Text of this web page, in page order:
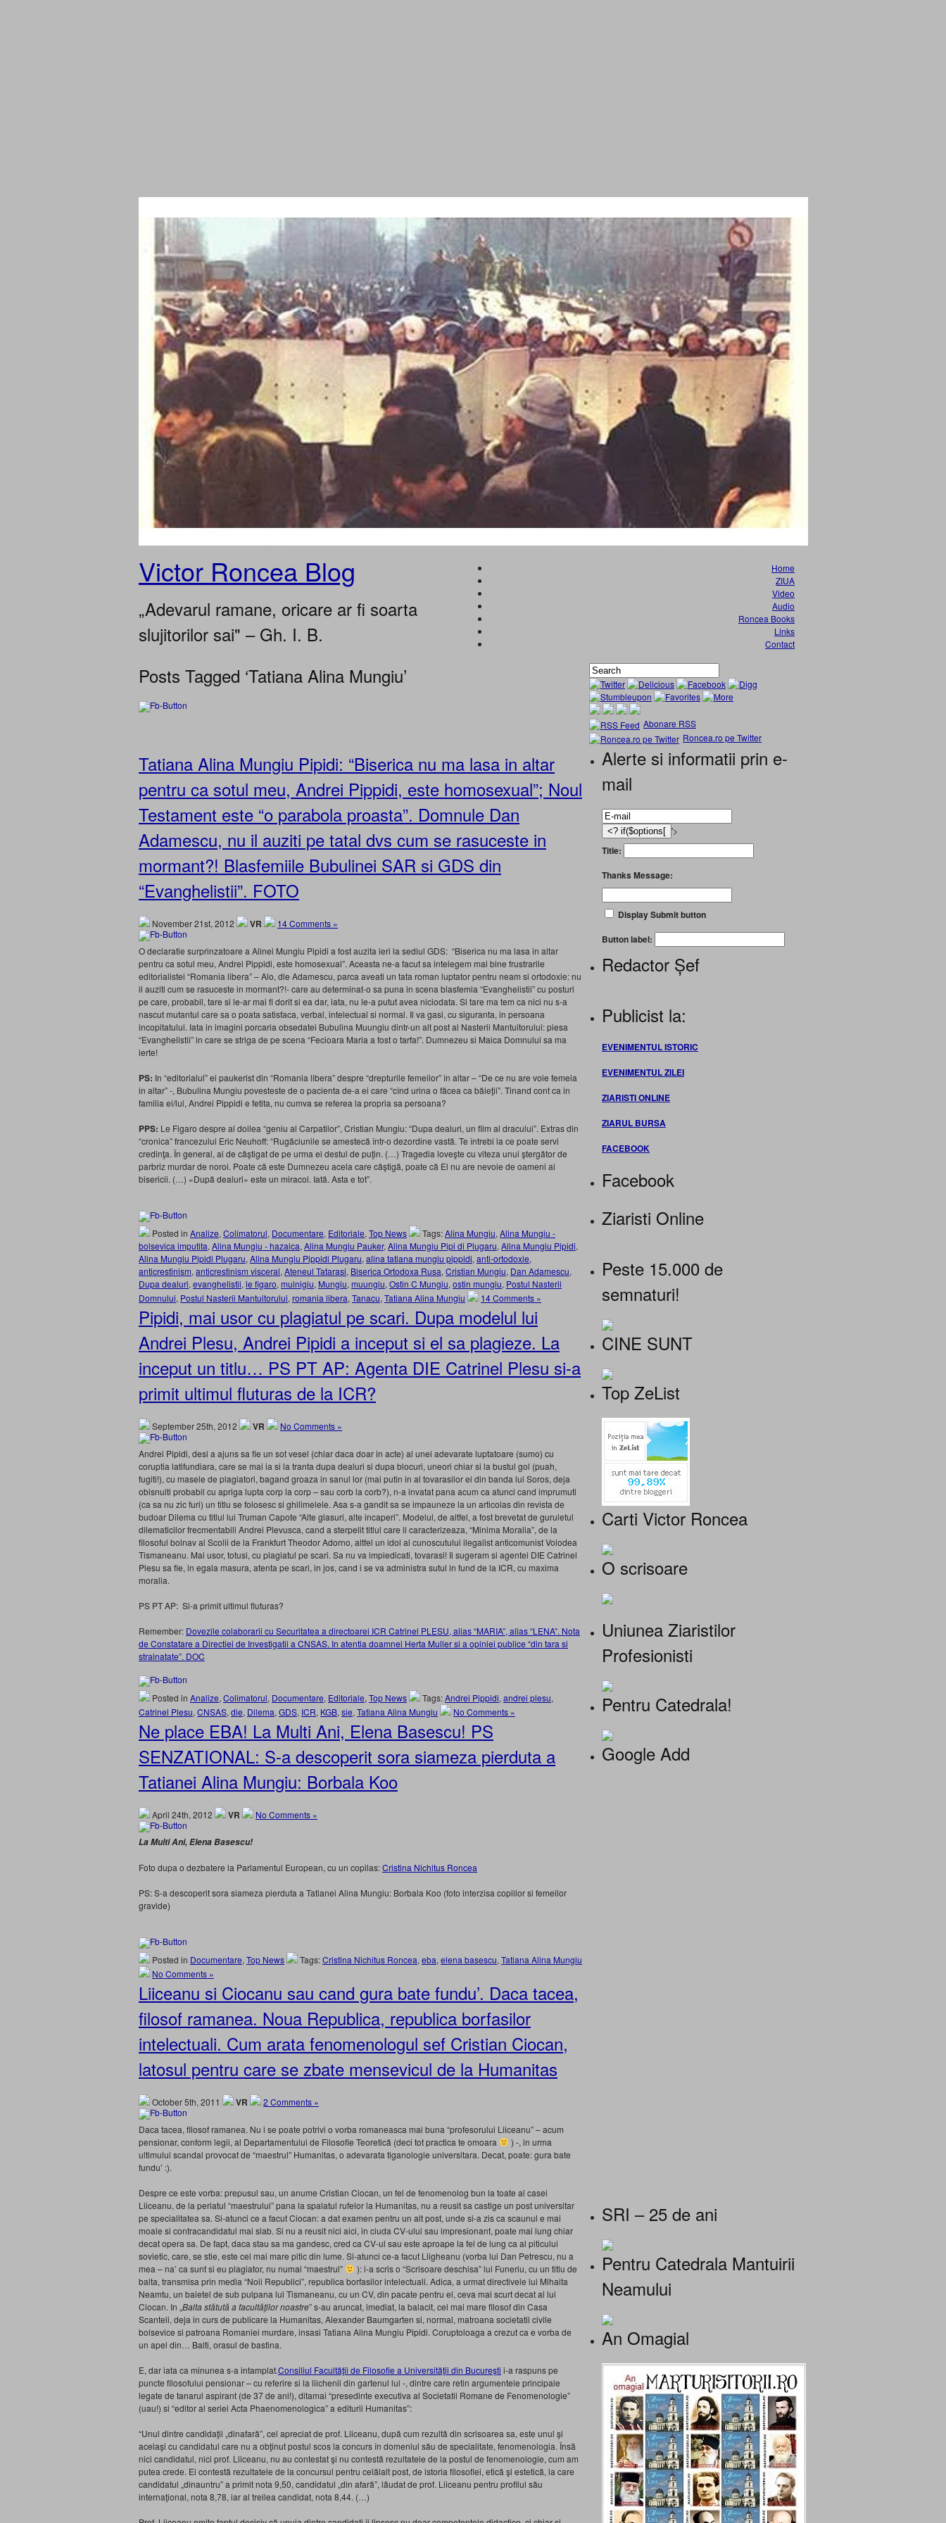
Victor Roncea Blog
„Adevarul ramane, oricare ar fi soarta
slujitorilor sai" – Gh. I. B.
Home
ZIUA
Video
Audio
Roncea Books
Links
Contact
Posts Tagged ‘Tatiana Alina Mungiu’
Tatiana Alina Mungiu Pipidi: “Biserica nu ma lasa in altar
pentru ca sotul meu, Andrei Pippidi, este homosexual”; Noul
Testament este “o parabola proasta”. Domnule Dan
Adamescu, nu il auziti pe tatal dvs cum se rasuceste in
mormant?! Blasfemiile Bubulinei SAR si GDS din
“Evanghelistii”. FOTO
November 21st, 2012 VR 14 Comments »
O declaratie surprinzatoare a Alinei Mungiu Pipidi a fost auzita ieri la sediul GDS: “Biserica nu ma lasa in altar
pentru ca sotul meu, Andrei Pippidi, este homosexual”. Aceasta ne-a facut sa intelegem mai bine frustrarile
editorialistei “Romania libera” – Alo, dle Adamescu, parca aveati un tata roman luptator pentru neam si ortodoxie: nu
il auziti cum se rasuceste in mormant?!- care au determinat-o sa puna in scena blasfemia “Evanghelistii” cu posturi
pe care, probabil, tare si le-ar mai fi dorit si ea dar, iata, nu le-a putut avea niciodata. Si tare ma tem ca nici nu s-a
nascut mutantul care sa o poata satisfaca, verbal, intelectual si normal. Il va gasi, cu siguranta, in persoana
incopitatului. Iata in imagini porcaria obsedatei Bubulina Muungiu dintr-un alt post al Nasterii Mantuitorului: piesa
“Evanghelistii” in care se striga de pe scena “Fecioara Maria a fost o tarfa!”. Dumnezeu si Maica Domnului sa ma
ierte!
PS: In “editorialul” ei paukerist din “Romania libera” despre “drepturile femeilor” în altar – “De ce nu are voie femeia
in altar” -, Bubulina Mungiu povesteste de o pacienta de-a ei care “cînd urina o făcea ca băieţii”. Tinand cont ca in
familia ei/lui, Andrei Pippidi e fetita, nu cumva se referea la propria sa persoana?
PPS: Le Figaro despre al doilea “geniu al Carpatilor”, Cristian Mungiu: “Dupa dealuri, un film al dracului”. Extras din
“cronica” francezului Eric Neuhoff: “Rugăciunile se amestecă într-o dezordine vastă. Te întrebi la ce poate servi
credinţa. În general, ai de câştigat de pe urma ei destul de puţin. (…) Tragedia loveşte cu viteza unui ştergător de
parbriz murdar de noroi. Poate că este Dumnezeu acela care câştigă, poate că El nu are nevoie de oameni ai
bisericii. (…) «După dealuri» este un miracol. Iată. Asta e tot”.
Posted in Analize, Colimatorul, Documentare, Editoriale, Top News Tags:Alina Mungiu, Alina Mungiu -
bolsevica imputita, Alina Mungiu - hazaica, Alina Mungiu Pauker, Alina Mungiu Pipi di Plugaru, Alina Mungiu Pipidi,
Alina Mungiu Pipidi Plugaru, Alina Mungiu Pippidi Plugaru, alina tatiana mungiu pippidi, anti-ortodoxie,
anticrestinism, anticrestinism visceral, Ateneul Tatarasi, Biserica Ortodoxa Rusa, Cristian Mungiu, Dan Adamescu,
Dupa dealuri, evanghelistii, le figaro, muinigiu, Mungiu, muungiu, Ostin C Mungiu, ostin mungiu, Postul Nasterii
Domnului, Postul Nasterii Mantuitorului, romania libera, Tanacu, Tatiana Alina Mungiu 14 Comments »
Pipidi, mai usor cu plagiatul pe scari. Dupa modelul lui
Andrei Plesu, Andrei Pipidi a inceput si el sa plagieze. La
inceput un titlu… PS PT AP: Agenta DIE Catrinel Plesu si-a
primit ultimul fluturas de la ICR?
September 25th, 2012 VR No Comments »
Andrei Pipidi, desi a ajuns sa fie un sot vesel (chiar daca doar in acte) al unei adevarate luptatoare (sumo) cu
coruptia latifundiara, care se mai ia si la tranta dupa dealuri si dupa blocuri, uneori chiar si la bustul gol (puah,
fugiti!), cu masele de plagiatori, bagand groaza in sanul lor (mai putin in al tovarasilor ei din banda lui Soros, deja
obisnuiti probabil cu apriga lupta corp la corp – sau corb la corb?), n-a invatat pana acum ca atunci cand imprumuti
(ca sa nu zic furi) un titlu se folosesc si ghilimelele. Asa s-a gandit sa se impauneze la un articolas din revista de
budoar Dilema cu titlul lui Truman Capote “Alte glasuri, alte incaperi”. Modelul, de altfel, a fost brevetat de guruletul
dilematicilor frecmentabili Andrei Plevusca, cand a sterpelit titlul care il caracterizeaza, “Minima Moralia”, de la
filosoful bolnav al Scolii de la Frankfurt Theodor Adorno, altfel un idol al cunoscutului ilegalist anticomunist Volodea
Tismaneanu. Mai usor, totusi, cu plagiatul pe scari. Sa nu va impiedicati, tovarasi! Ii sugeram si agentei DIE Catrinel
Plesu sa fie, in egala masura, atenta pe scari, in jos, cand i se va administra sutul in fund de la ICR, cu maxima
moralia.
PS PT AP: Si-a primit ultimul fluturas?
Remember: Dovezile colaborarii cu Securitatea a directoarei ICR Catrinel PLESU, alias “MARIA”, alias “LENA”. Nota
de Constatare a Directiei de Investigatii a CNSAS. In atentia doamnei Herta Muller si a opiniei publice “din tara si
strainatate”. DOC
Posted in Analize, Colimatorul, Documentare, Editoriale, Top News Tags:Andrei Pippidi, andrei plesu,
Catrinel Plesu, CNSAS, die, Dilema, GDS, ICR, KGB, sie, Tatiana Alina Mungiu No Comments »
Ne place EBA! La Multi Ani, Elena Basescu! PS
SENZATIONAL: S-a descoperit sora siameza pierduta a
Tatianei Alina Mungiu: Borbala Koo
April 24th, 2012 VR No Comments »
La Multi Ani, Elena Basescu!
Foto dupa o dezbatere la Parlamentul European, cu un copilas:Cristina Nichitus Roncea
PS: S-a descoperit sora siameza pierduta a Tatianei Alina Mungiu: Borbala Koo (foto interzisa copiilor si femeilor
gravide)
Posted in Documentare, Top News Tags:Cristina Nichitus Roncea, eba, elena basescu, Tatiana Alina Mungiu
No Comments »
Liiceanu si Ciocanu sau cand gura bate fundu’. Daca tacea,
filosof ramanea. Noua Republica, republica borfasilor
intelectuali. Cum arata fenomenologul sef Cristian Ciocan,
latosul pentru care se zbate mensevicul de la Humanitas
October 5th, 2011 VR 2 Comments »
Daca tacea, filosof ramanea. Nu i se poate potrivi o vorba romaneasca mai buna “profesorului Liiceanu” – acum
pensionar, conform legii, al Departamentului de Filosofie Teoretică (deci tot practica te omoara
) -, in urma
ultimului scandal provocat de “maestrul” Humanitas, o adevarata tiganologie universitara. Decat, poate: gura bate
fundu’ :).
Despre ce este vorba: prepusul sau, un anume Cristian Ciocan, un fel de fenomenolog bun la toate al casei
Liiceanu, de la periatul “maestrului” pana la spalatul rufelor la Humanitas, nu a reusit sa castige un post universitar
pe specialitatea sa. Si-atunci ce a facut Ciocan: a dat examen pentru un alt post, unde si-a zis ca scaunul e mai
moale si contracandidatul mai slab. Si nu a reusit nici aici, in ciuda CV-ului sau impresionant, poate mai lung chiar
decat opera sa. De fapt, daca stau sa ma gandesc, cred ca CV-ul sau este aproape la fel de lung ca al piticului
sovietic, care, se stie, este cel mai mare pitic din lume. Si-atunci ce-a facut Liigheanu (vorba lui Dan Petrescu, nu a
mea – na’ ca sunt si eu plagiator, nu numai “maestrul”
): i-a scris o “Scrisoare deschisa” lui Funeriu, cu un titlu de
balta, transmisa prin media “Noii Republici”, republica borfasilor intelectuali. Adica, a urmat directivele lui Mihaita
Neamtu, un baietel de sub pulpana lui Tismaneanu, cu un CV, din pacate pentru el, ceva mai scurt decat al lui
Ciocan. In „Balta stătută a facultăţilor noastre” s-au aruncat, imediat, la balacit, cel mai mare filosof din Casa
Scanteii, deja in curs de publicare la Humanitas, Alexander Baumgarten si, normal, matroana societatii civile
bolsevice si patroana Romaniei murdare, insasi Tatiana Alina Mungiu Pipidi. Coruptoloaga a crezut ca e vorba de
un apel din… Balti, orasul de bastina.
E, dar iata ca minunea s-a intamplat.Consiliul Facultăţii de Filosofie a Universităţii din Bucureşti i-a raspuns pe
puncte filosofului pensionar – cu referire si la liichenii din gartenul lui -, dintre care retin argumentele principale
legate de tanarul aspirant (de 37 de ani!), ditamai “presedinte executiva al Societatii Romane de Fenomenologie”
(uau!) si “editor al seriei Acta Phaenomenologica” a editurii Humanitas”:
“Unul dintre candidaţii „dinafară”, cel apreciat de prof. Liiceanu, după cum rezultă din scrisoarea sa, este unul şi
acelaşi cu candidatul care nu a obţinut postul scos la concurs în domeniul său de specialitate, fenomenologia. Însă
nici candidatul, nici prof. Liiceanu, nu au contestat şi nu contestă rezultatele de la postul de fenomenologie, cum am
putea crede. Ei contestă rezultatele de la concursul pentru celălalt post, de istoria filosofiei, etică şi estetică, la care
candidatul „dinauntru” a primit nota 9,50, candidatul „din afară”, lăudat de prof. Liiceanu pentru profilul său
internaţional, nota 8,78, iar al treilea candidat, nota 8,44. (…)
Abonare RSS
Roncea.ro pe Twitter
Alerte si informatii prin e-
mail
'>
Title:
Thanks Message:
Display Submit button
Button label:
Redactor Șef
Publicist la:
EVENIMENTUL ISTORIC
EVENIMENTUL ZILEI
ZIARISTI ONLINE
ZIARUL BURSA
FACEBOOK
Facebook
Ziaristi Online
Peste 15.000 de
semnaturi!
CINE SUNT
Top ZeList
Carti Victor Roncea
O scrisoare
Uniunea Ziaristilor
Profesionisti
Pentru Catedrala!
Google Add
SRI – 25 de ani
Pentru Catedrala Mantuirii
Neamului
An Omagial